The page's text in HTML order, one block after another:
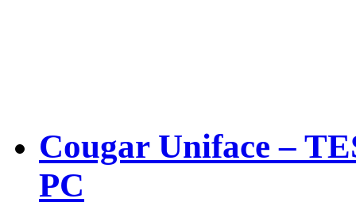
Cougar Uniface –
PC